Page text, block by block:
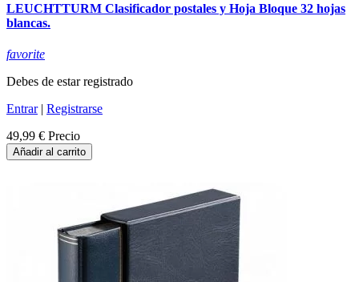
LEUCHTTURM Clasificador postales y Hoja Bloque 32 hojas
blancas.
favorite
Debes de estar registrado
Entrar| Registrarse
49,99 € Precio
Añadir al carrito